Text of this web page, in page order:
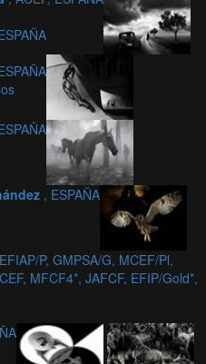
, ESPAÑA
P, GMPSA/G, MCEF/Pl,
MFCF4*, JAFCF, EFIP/Gold*,